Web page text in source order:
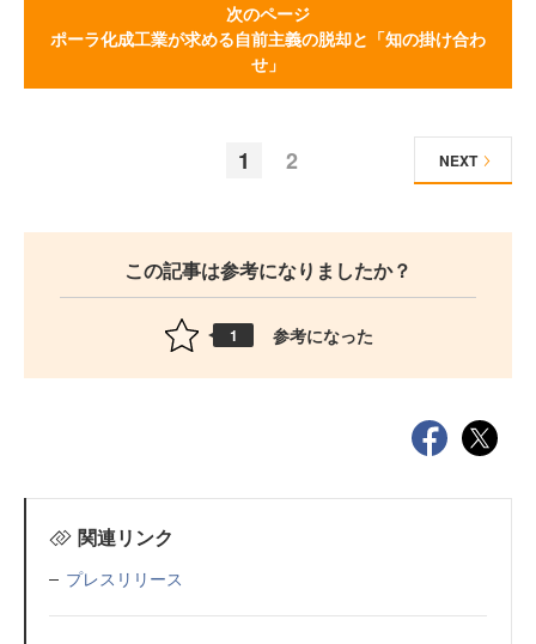
次のページ
ポーラ化成工業が求める自前主義の脱却と「知の掛け合わ
せ」
1 2 NEXT
この記事は参考になりましたか？
1 参考になった
関連リンク
プレスリリース